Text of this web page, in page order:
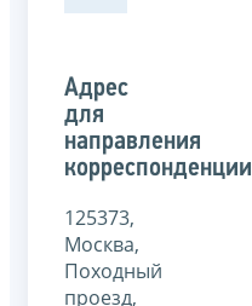
Адрес
для
направления
корреспонденции
125373,
Москва,
Походный
проезд,